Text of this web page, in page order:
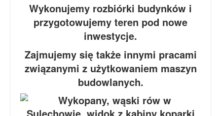
Wykonujemy rozbiórki budynków i
przygotowujemy teren pod nowe
inwestycje.
Zajmujemy się także innymi pracami
związanymi z użytkowaniem maszyn
budowlanych.